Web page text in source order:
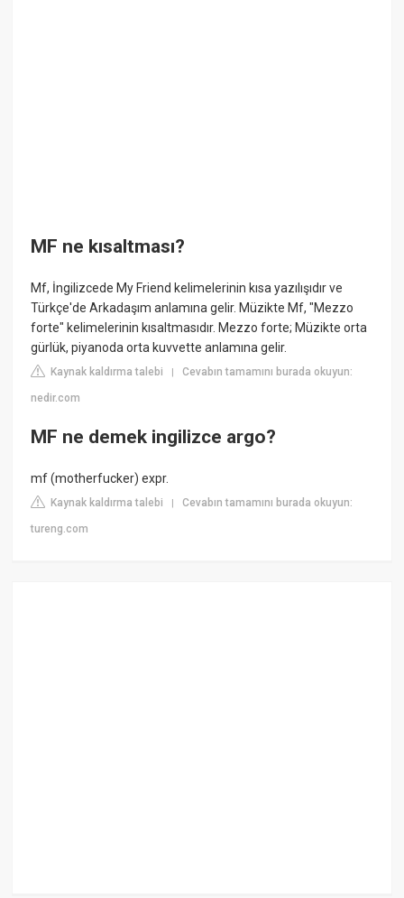
MF ne kısaltması?
Mf, İngilizcede My Friend kelimelerinin kısa yazılışıdır ve
Türkçe'de Arkadaşım anlamına gelir. Müzikte Mf, "Mezzo
forte" kelimelerinin kısaltmasıdır. Mezzo forte; Müzikte orta
gürlük, piyanoda orta kuvvette anlamına gelir.
Kaynak kaldırma talebi |Cevabın tamamını burada okuyun:
nedir.com
MF ne demek ingilizce argo?
mf (motherfucker) expr.
Kaynak kaldırma talebi |Cevabın tamamını burada okuyun:
tureng.com